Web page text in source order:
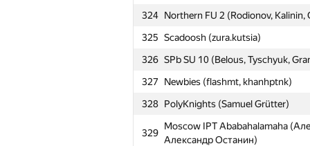
324 Northern FU 2 (Rodionov, Kalinin,
325 Scadoosh (zura.kutsia)
326 SPb SU 10 (Belous, Tyschyuk,
327
Newbies (flashmt, khanhptnk)
328 PolyKnights (Samuel Grütter)
329
Moscow IPT Ababahalamaha
Александр Останин)
305
RAU Numberless (Grigor